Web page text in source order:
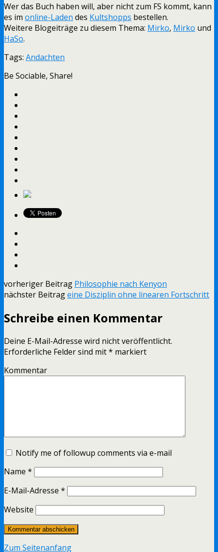
Wer das Buch haben will, aber nicht zum FS kommt, kann
es im online-Laden des Kultshopps bestellen.
Weitere Blogeiträge zu diesem Thema: Mirko, Mirko und
HaSo.
Tags: Andachten
Be Sociable, Share!
vorheriger Beitrag Philosophie nach Kenyon
nächster Beitrageine Disziplin ohne linearen Fortschritt
Schreibe einen Kommentar
Deine E-Mail-Adresse wird nicht veröffentlicht.
Erforderliche Felder sind mit* markiert
Kommentar
Notify me of followup comments via e-mail
Name *
E-Mail-Adresse *
Website
Zum Seitenanfang